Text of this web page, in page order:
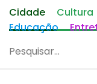
Cidade Cultura
Educação